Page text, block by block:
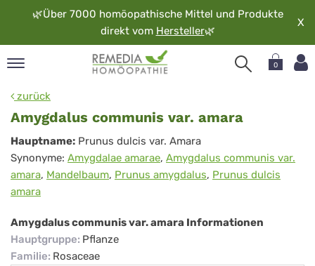
🌿Über 7000 homöopathische Mittel und Produkte
direkt vom Hersteller🌿
X
0
zurück
Amygdalus communis var. amara
Amygdalus
communis
var.
Hauptname: Prunus dulcis var. Amara
Synonyme: Amygdalae amarae, Amygdalus communis var.
amara, Mandelbaum, Prunus amygdalus, Prunus dulcis
amara
Amygdalus communis var. amara Informationen
Hauptgruppe: Pflanze
Familie: Rosaceae